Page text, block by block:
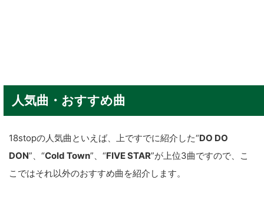
人気曲・おすすめ曲
18stopの人気曲といえば、上ですでに紹介した“DO DO
DON”、“Cold Town”、“FIVE STAR”が上位3曲ですので、こ
こではそれ以外のおすすめ曲を紹介します。